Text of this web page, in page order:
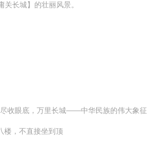
长城】的壮丽风景。
收眼底，万里长城——中华民族的伟大象征
楼，不直接坐到顶